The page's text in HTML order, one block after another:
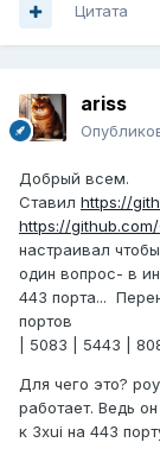
Цитата
ariss
Добрый всем.
Ставил https://
https://
настраивал
один вопрос- в
443 порта...
портов
| 5083 | 5443 |
Для чего это?
работает. Ведь
к 3xui на 443